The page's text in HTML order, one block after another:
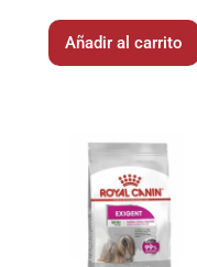
Añadir al carrito